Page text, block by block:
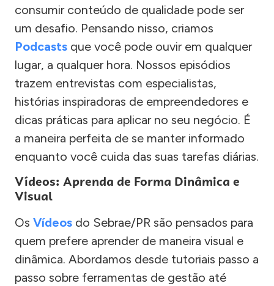
consumir conteúdo de qualidade pode ser
um desafio. Pensando nisso, criamos
Podcasts que você pode ouvir em qualquer
lugar, a qualquer hora. Nossos episódios
trazem entrevistas com especialistas,
histórias inspiradoras de empreendedores e
dicas práticas para aplicar no seu negócio. É
a maneira perfeita de se manter informado
enquanto você cuida das suas tarefas diárias.
Vídeos: Aprenda de Forma Dinâmica e
Visual
Os Vídeos do Sebrae/PR são pensados para
quem prefere aprender de maneira visual e
dinâmica. Abordamos desde tutoriais passo a
passo sobre ferramentas de gestão até